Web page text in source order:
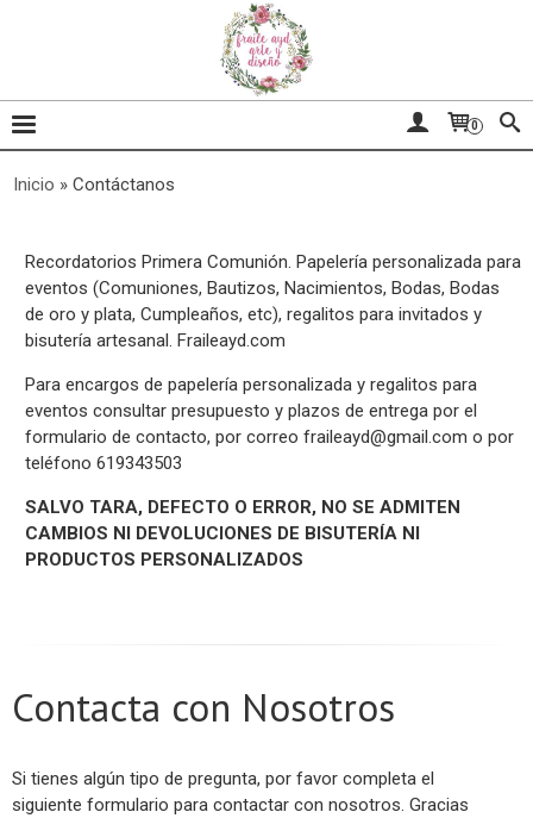
0
Inicio » Contáctanos
Recordatorios Primera Comunión. Papelería personalizada para
eventos (Comuniones, Bautizos, Nacimientos, Bodas, Bodas
de oro y plata, Cumpleaños, etc), regalitos para invitados y
bisutería artesanal. Fraileayd.com
Para encargos de papelería personalizada y regalitos para
eventos consultar presupuesto y plazos de entrega por el
formulario de contacto, por correo fraileayd@gmail.com o por
teléfono 619343503
SALVO TARA, DEFECTO O ERROR, NO SE ADMITEN
CAMBIOS NI DEVOLUCIONES DE BISUTERÍA NI
PRODUCTOS PERSONALIZADOS
Contacta con Nosotros
Si tienes algún tipo de pregunta, por favor completa el
siguiente formulario para contactar con nosotros. Gracias